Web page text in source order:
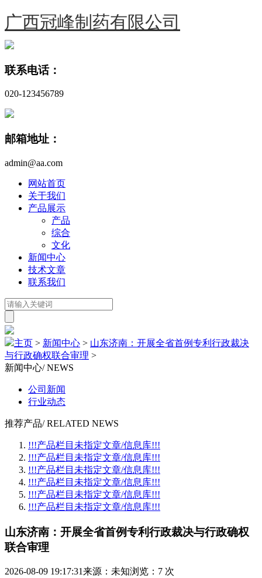
广西冠峰制药有限公司
联系电话：
020-123456789
邮箱地址：
admin@aa.com
网站首页
关于我们
产品展示
产品
综合
文化
新闻中心
技术文章
联系我们
主页 > 新闻中心 > 山东济南：开展全省首例专利行政裁决
与行政确权联合审理 >
新闻中心/ NEWS
公司新闻
行业动态
推荐产品/ RELATED NEWS
!!!产品栏目未指定文章/信息库!!!
!!!产品栏目未指定文章/信息库!!!
!!!产品栏目未指定文章/信息库!!!
!!!产品栏目未指定文章/信息库!!!
!!!产品栏目未指定文章/信息库!!!
!!!产品栏目未指定文章/信息库!!!
山东济南：开展全省首例专利行政裁决与行政确权
联合审理
2026-08-09 19:17:31来源：未知浏览：7 次